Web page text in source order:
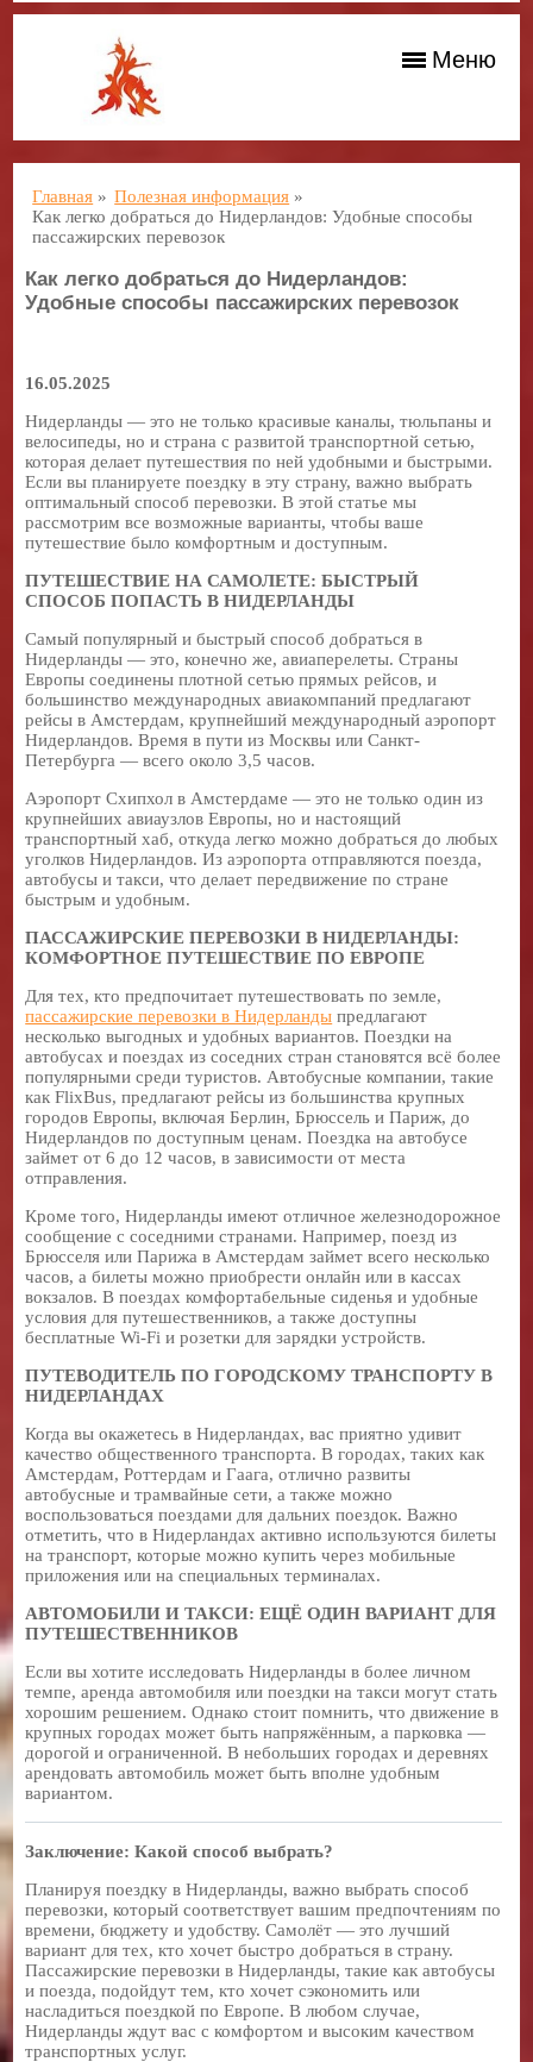
Меню
Главная » Полезная информация »
Как легко добраться до Нидерландов: Удобные способы
пассажирских перевозок
Как легко добраться до Нидерландов:
Удобные способы пассажирских перевозок
16.05.2025
Нидерланды — это не только красивые каналы, тюльпаны и
велосипеды, но и страна с развитой транспортной сетью,
которая делает путешествия по ней удобными и быстрыми.
Если вы планируете поездку в эту страну, важно выбрать
оптимальный способ перевозки. В этой статье мы
рассмотрим все возможные варианты, чтобы ваше
путешествие было комфортным и доступным.
ПУТЕШЕСТВИЕ НА САМОЛЕТЕ: БЫСТРЫЙ
СПОСОБ ПОПАСТЬ В НИДЕРЛАНДЫ
Самый популярный и быстрый способ добраться в
Нидерланды — это, конечно же, авиаперелеты. Страны
Европы соединены плотной сетью прямых рейсов, и
большинство международных авиакомпаний предлагают
рейсы в Амстердам, крупнейший международный аэропорт
Нидерландов. Время в пути из Москвы или Санкт-
Петербурга — всего около 3,5 часов.
Аэропорт Схипхол в Амстердаме — это не только один из
крупнейших авиаузлов Европы, но и настоящий
транспортный хаб, откуда легко можно добраться до любых
уголков Нидерландов. Из аэропорта отправляются поезда,
автобусы и такси, что делает передвижение по стране
быстрым и удобным.
ПАССАЖИРСКИЕ ПЕРЕВОЗКИ В НИДЕРЛАНДЫ:
КОМФОРТНОЕ ПУТЕШЕСТВИЕ ПО ЕВРОПЕ
Для тех, кто предпочитает путешествовать по земле,
пассажирские перевозки в Нидерланды предлагают
несколько выгодных и удобных вариантов. Поездки на
автобусах и поездах из соседних стран становятся всё более
популярными среди туристов. Автобусные компании, такие
как FlixBus, предлагают рейсы из большинства крупных
городов Европы, включая Берлин, Брюссель и Париж, до
Нидерландов по доступным ценам. Поездка на автобусе
займет от 6 до 12 часов, в зависимости от места
отправления.
Кроме того, Нидерланды имеют отличное железнодорожное
сообщение с соседними странами. Например, поезд из
Брюсселя или Парижа в Амстердам займет всего несколько
часов, а билеты можно приобрести онлайн или в кассах
вокзалов. В поездах комфортабельные сиденья и удобные
условия для путешественников, а также доступны
бесплатные Wi-Fi и розетки для зарядки устройств.
ПУТЕВОДИТЕЛЬ ПО ГОРОДСКОМУ ТРАНСПОРТУ В
НИДЕРЛАНДАХ
Когда вы окажетесь в Нидерландах, вас приятно удивит
качество общественного транспорта. В городах, таких как
Амстердам, Роттердам и Гаага, отлично развиты
автобусные и трамвайные сети, а также можно
воспользоваться поездами для дальних поездок. Важно
отметить, что в Нидерландах активно используются билеты
на транспорт, которые можно купить через мобильные
приложения или на специальных терминалах.
АВТОМОБИЛИ И ТАКСИ: ЕЩЁ ОДИН ВАРИАНТ ДЛЯ
ПУТЕШЕСТВЕННИКОВ
Если вы хотите исследовать Нидерланды в более личном
темпе, аренда автомобиля или поездки на такси могут стать
хорошим решением. Однако стоит помнить, что движение в
крупных городах может быть напряжённым, а парковка —
дорогой и ограниченной. В небольших городах и деревнях
арендовать автомобиль может быть вполне удобным
вариантом.
Заключение: Какой способ выбрать?
Планируя поездку в Нидерланды, важно выбрать способ
перевозки, который соответствует вашим предпочтениям по
времени, бюджету и удобству. Самолёт — это лучший
вариант для тех, кто хочет быстро добраться в страну.
Пассажирские перевозки в Нидерланды, такие как автобусы
и поезда, подойдут тем, кто хочет сэкономить или
насладиться поездкой по Европе. В любом случае,
Нидерланды ждут вас с комфортом и высоким качеством
транспортных услуг.